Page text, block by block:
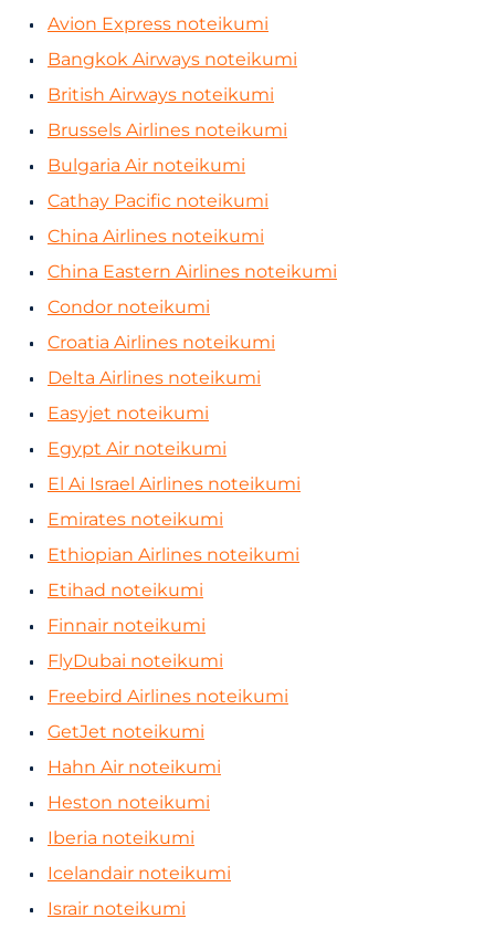
Avion Express noteikumi
Bangkok Airways noteikumi
British Airways noteikumi
Brussels Airlines noteikumi
Bulgaria Air noteikumi
Cathay Pacific noteikumi
China Airlines noteikumi
China Eastern Airlines noteikumi
Condor noteikumi
Croatia Airlines noteikumi
Delta Airlines noteikumi
Easyjet noteikumi
Egypt Air noteikumi
El Ai Israel Airlines noteikumi
Emirates noteikumi
Ethiopian Airlines noteikumi
Etihad noteikumi
Finnair noteikumi
FlyDubai noteikumi
Freebird Airlines noteikumi
GetJet noteikumi
Hahn Air noteikumi
Heston noteikumi
Iberia noteikumi
Icelandair noteikumi
Israir noteikumi